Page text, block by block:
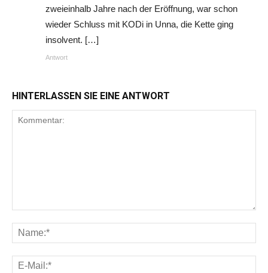
zweieinhalb Jahre nach der Eröffnung, war schon
wieder Schluss mit KODi in Unna, die Kette ging
insolvent. […]
Antwort
HINTERLASSEN SIE EINE ANTWORT